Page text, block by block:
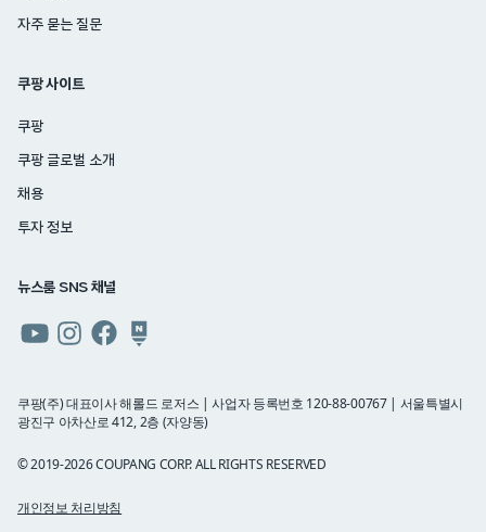
자주 묻는 질문
쿠팡 사이트
쿠팡
쿠팡 글로벌 소개
채용
투자 정보
뉴스룸 SNS 채널
유튜브인스타그램
페이스북네이버
블로그
쿠팡(주) 대표이사 해롤드 로저스 | 사업자 등록번호 120-88-00767 | 서울특별시
광진구 아차산로 412, 2층 (자양동)
© 2019-2026 COUPANG CORP. ALL RIGHTS RESERVED
개인정보 처리방침